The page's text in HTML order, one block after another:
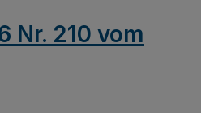
Nr. 210 vom